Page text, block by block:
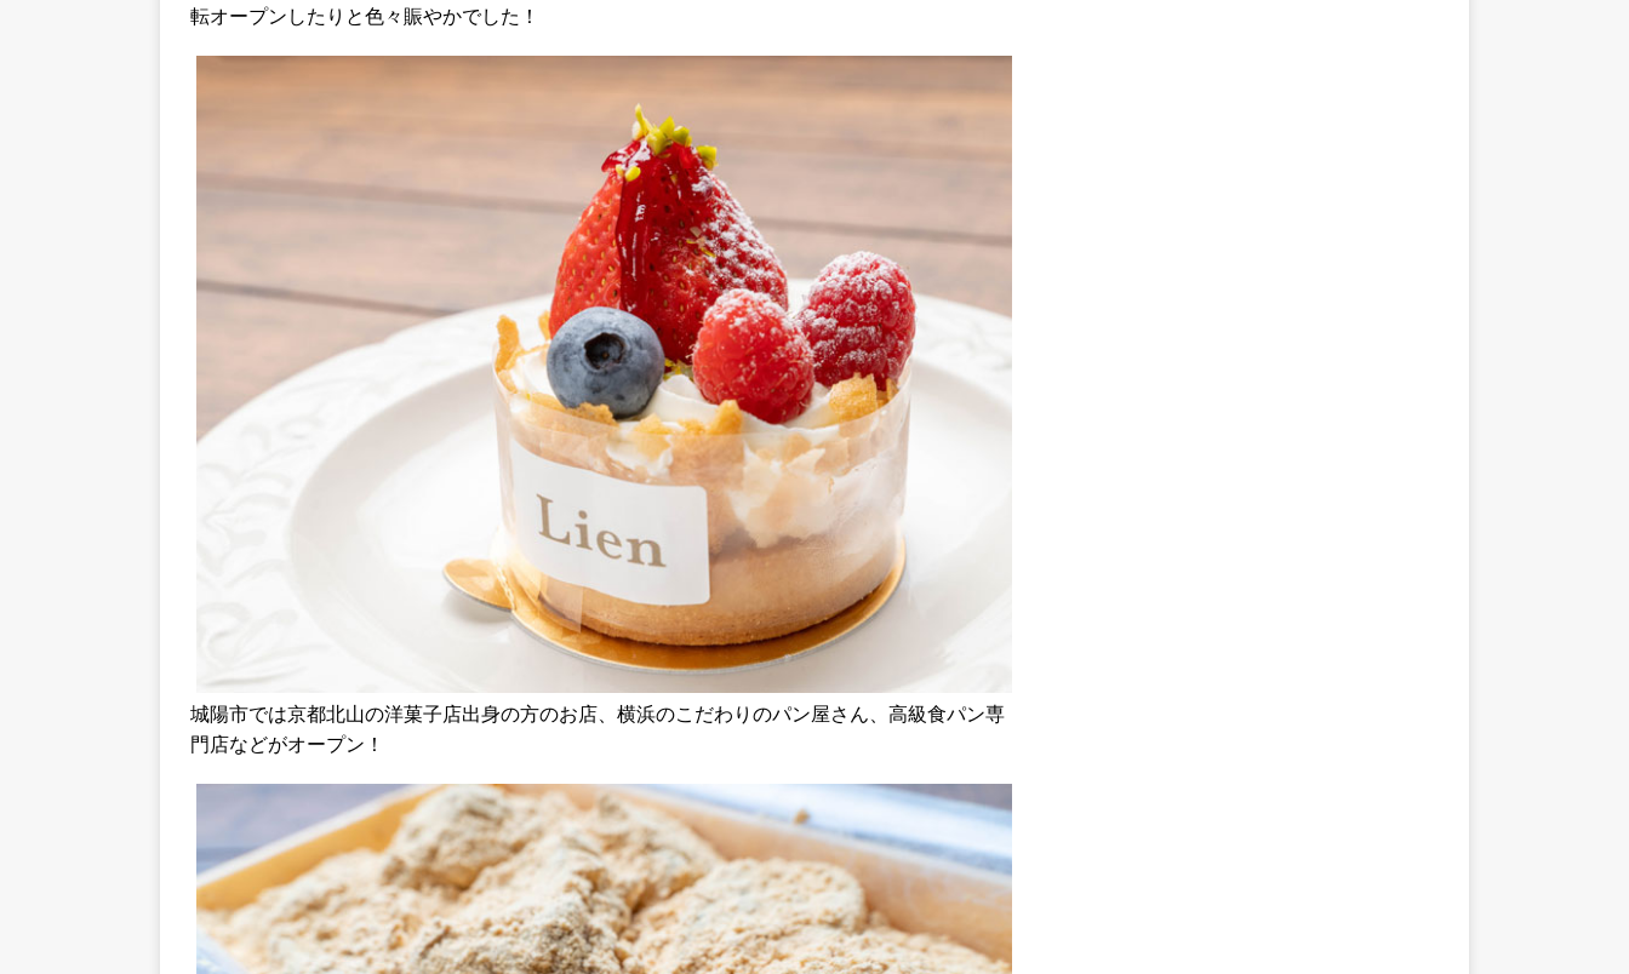
転オープンしたりと色々賑やかでした！
城陽市では京都北山の洋菓子店出身の方のお店、横浜のこだわりのパン屋さん、高級食パン専
門店などがオープン！